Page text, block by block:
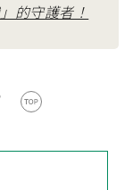
的守護者！